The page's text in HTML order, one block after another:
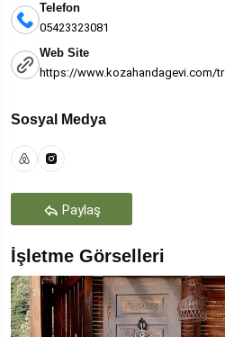
Telefon
05423323081
Web Site
https://www.kozahandagevi.com/tr
Sosyal Medya
Paylaş
İşletme Görselleri